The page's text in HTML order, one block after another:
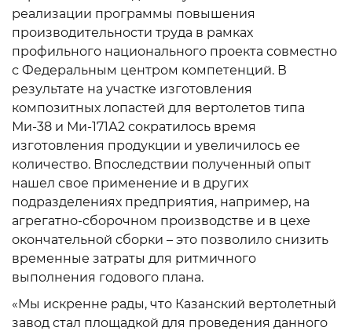
реализации программы повышения
производительности труда в рамках
профильного национального проекта совместно
с Федеральным центром компетенций. В
результате на участке изготовления
композитных лопастей для вертолетов типа
Ми-38 и Ми-171А2 сократилось время
изготовления продукции и увеличилось ее
количество. Впоследствии полученный опыт
нашел свое применение и в других
подразделениях предприятия, например, на
агрегатно-сборочном производстве и в цехе
окончательной сборки – это позволило снизить
временные затраты для ритмичного
выполнения годового плана.
«Мы искренне рады, что Казанский вертолетный
завод стал площадкой для проведения данного